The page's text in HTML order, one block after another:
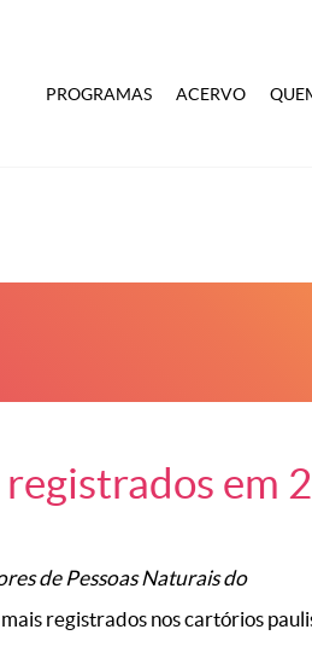
PROGRAMAS ACERVO
em
de Pessoas Naturais do
registrados nos cartórios